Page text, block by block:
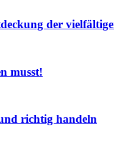
der
musst!
richtig handeln